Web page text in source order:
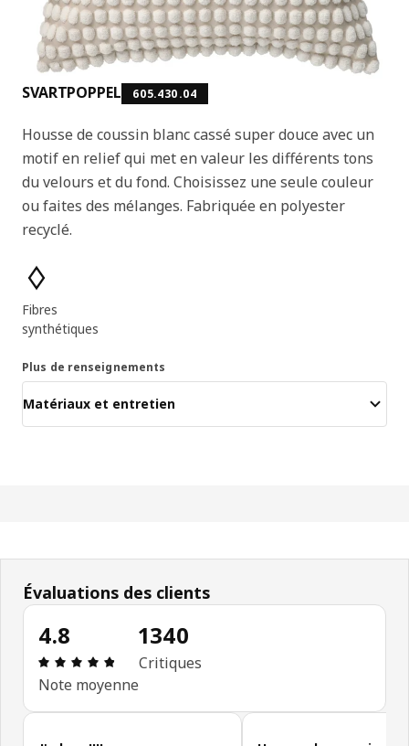
SVARTPOPPEL 605.430.04
Housse de coussin blanc cassé super douce avec un
motif en relief qui met en valeur les différents tons
du velours et du fond. Choisissez une seule couleur
ou faites des mélanges. Fabriquée en polyester
recyclé.
Caractéristiques principales
Fibres
synthétiques
Plus de renseignements
Matériaux et entretien
Évaluations des clients
4.8
Avis: 4.8 sur 5 étoiles. Nombre total d'avis: 1340
Note moyenne
1340
Critiques
Ignorer les avis des clients